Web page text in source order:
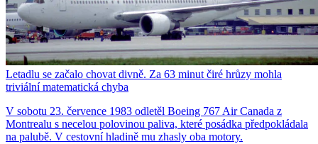
Letadlu se začalo chovat divně. Za 63 minut čiré hrůzy mohla
triviální matematická chyba
V sobotu 23. července 1983 odletěl Boeing 767 Air Canada z
Montrealu s necelou polovinou paliva, které posádka předpokládala
na palubě. V cestovní hladině mu zhasly oba motory.